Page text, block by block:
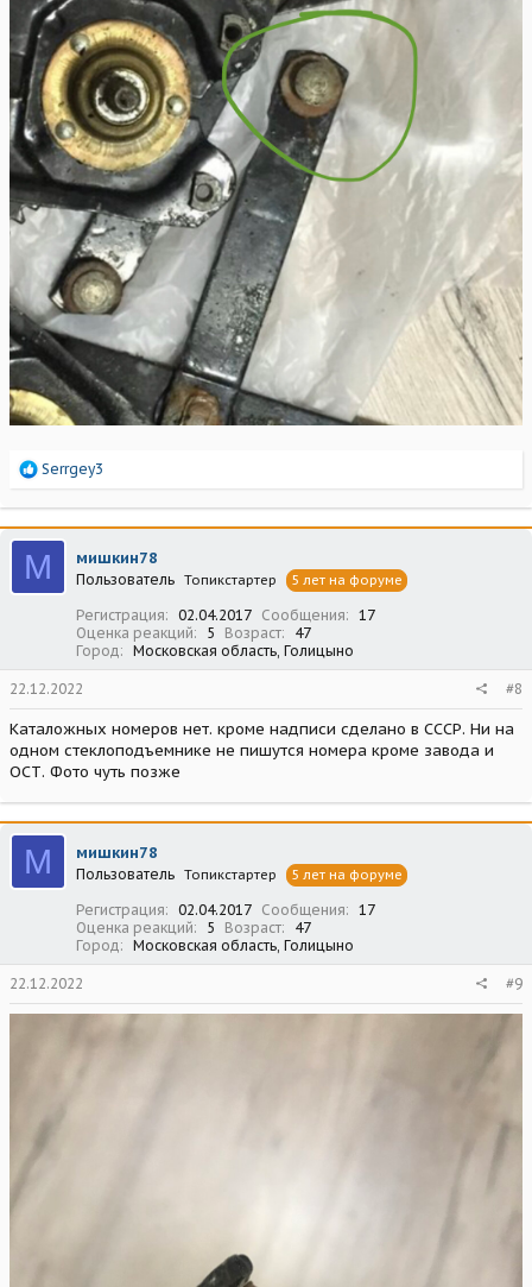
Р
а
к
ц
и
и
Serrgey3
М мишкин78
Пользователь Топикстартер 5 лет на форуме
Регистрация 02.04.2017 Сообщения
17
Оценка реакций
5 Возраст
47
Город
Московская область, Голицыно
22.12.2022 #8
Каталожных номеров нет. кроме надписи сделано в СССР. Ни на
одном стеклоподъемнике не пишутся номера кроме завода и
ОСТ. Фото чуть позже
М мишкин78
Пользователь Топикстартер 5 лет на форуме
Регистрация 02.04.2017 Сообщения
17
Оценка реакций
5 Возраст
47
Город
Московская область, Голицыно
22.12.2022 #9